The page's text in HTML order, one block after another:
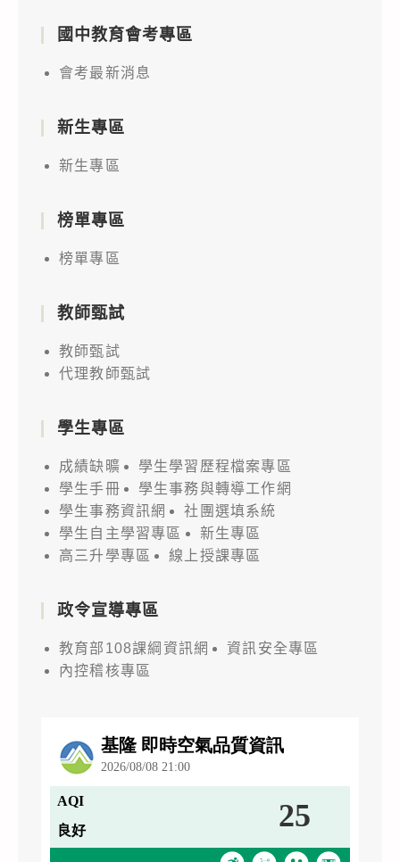
國中教育會考專區
會考最新消息
新生專區
新生專區
榜單專區
榜單專區
教師甄試
教師甄試
代理教師甄試
學生專區
成績缺曠
學生學習歷程檔案專區
學生手冊
學生事務與轉導工作網
學生事務資訊網
社團選填系統
學生自主學習專區
新生專區
高三升學專區
線上授課專區
政令宣導專區
教育部108課綱資訊網
資訊安全專區
內控稽核專區